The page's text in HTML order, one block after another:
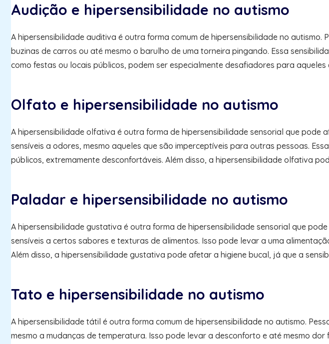
Audição e hipersensibilidade no autismo
A hipersensibilidade auditiva é outra forma comum de hipersensibilidade no
buzinas de carros ou até mesmo o barulho de uma torneira pingando. Essa
como festas ou locais públicos, podem ser especialmente desafiadores para aqueles
Olfato e hipersensibilidade no autismo
A hipersensibilidade olfativa é outra forma de hipersensibilidade sensorial que
sensíveis a odores, mesmo aqueles que são imperceptíveis para outras pessoas.
públicos, extremamente desconfortáveis. Além disso, a hipersensibilidade olfativa
Paladar e hipersensibilidade no autismo
A hipersensibilidade gustativa é outra forma de hipersensibilidade sensorial que
sensíveis a certos sabores e texturas de alimentos. Isso pode levar a uma
Além disso, a hipersensibilidade gustativa pode afetar a higiene bucal, já que a
Tato e hipersensibilidade no autismo
A hipersensibilidade tátil é outra forma comum de hipersensibilidade no autismo.
mesmo a mudanças de temperatura. Isso pode levar a desconforto e até mesmo